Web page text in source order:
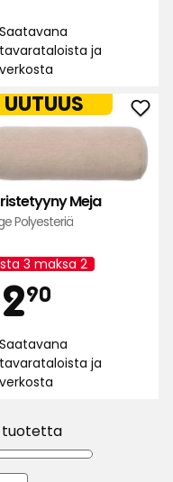
€
Saatavana
tavarataloista ja
verkosta
Meja
Polyesteriä
3 maksa 2
90
€
UUTUUS
Saatavana
tavarataloista ja
verkosta
tuotetta